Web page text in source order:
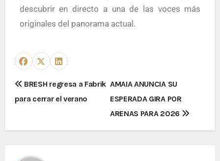
descubrir en directo a una de las voces más
originales del panorama actual.
BRESH regresa a Fabrik
para cerrar el verano
AMAIA ANUNCIA SU
ESPERADA GIRA POR
ARENAS PARA 2026